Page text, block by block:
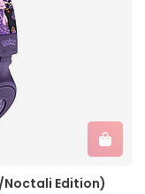
Noctali Edition)